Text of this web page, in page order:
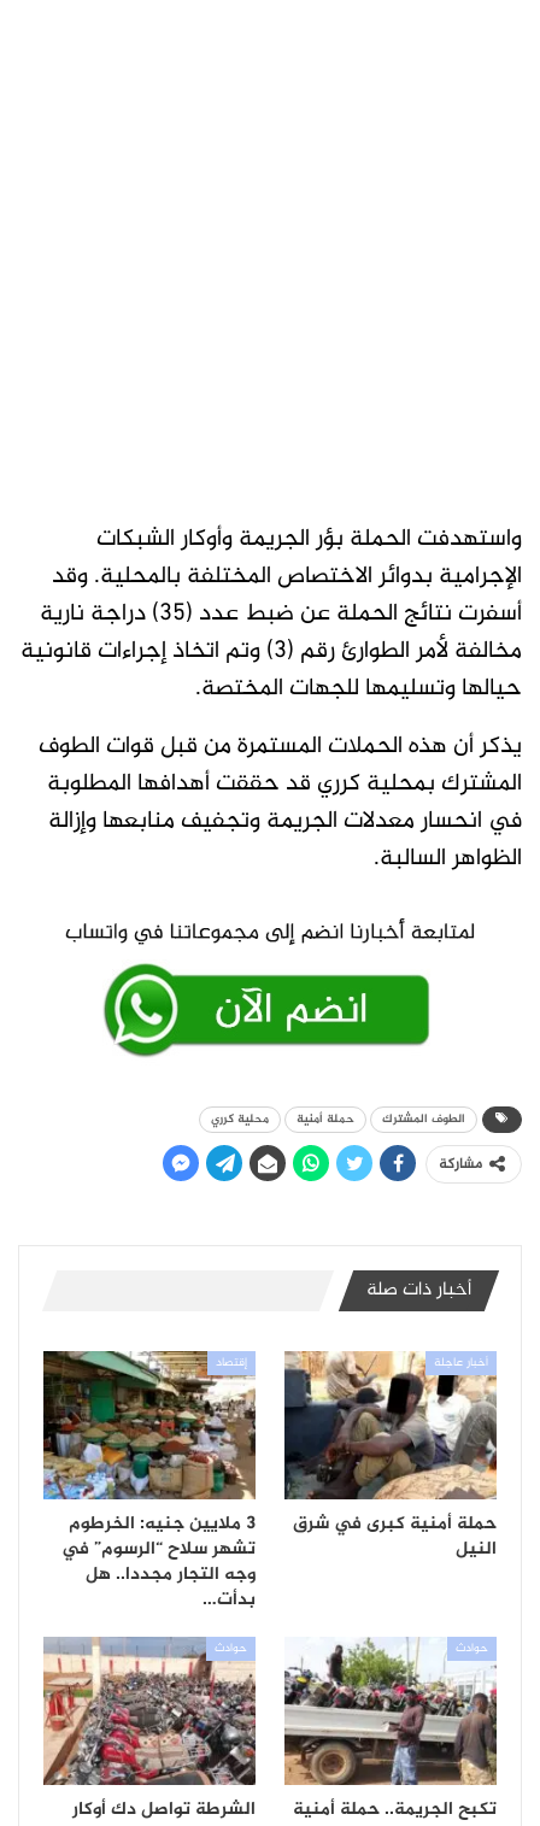
واستهدفت الحملة بؤر الجريمة وأوكار الشبكات
الإجرامية بدوائر الاختصاص المختلفة بالمحلية. وقد
أسفرت نتائج الحملة عن ضبط عدد (35) دراجة نارية
مخالفة لأمر الطوارئ رقم (3) وتم اتخاذ إجراءات قانونية
حيالها وتسليمها للجهات المختصة.
يذكر أن هذه الحملات المستمرة من قبل قوات الطوف
المشترك بمحلية كرري قد حققت أهدافها المطلوبة
في انحسار معدلات الجريمة وتجفيف منابعها وإزالة
الظواهر السالبة.
الطوف المشترك حملة أمنية محلية كرري
مشاركة
أخبار ذات صلة
أخبار عاجلة
حملة أمنية كبرى في شرق
النيل
إقتصاد
3 ملايين جنيه: الخرطوم
تشهر سلاح “الرسوم” في
وجه التجار مجددا.. هل
بدأت…
حوادث
تكبح الجريمة.. حملة أمنية
حوادث
الشرطة تواصل دك أوكار